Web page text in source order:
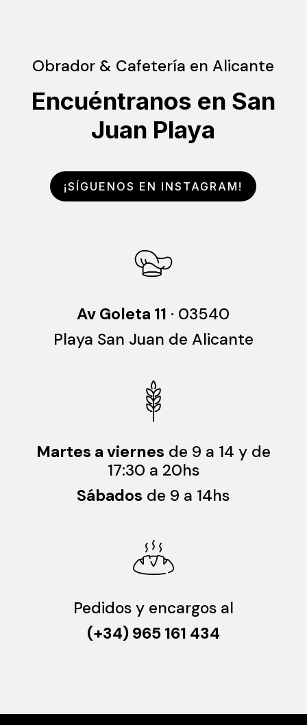
Obrador & Cafetería en Alicante
Encuéntranos en San
Juan Playa
¡SÍGUENOS EN INSTAGRAM!
Av Goleta 11 · 03540
Playa San Juan de Alicante
Martes a viernes de 9 a 14 y de
17:30 a 20hs
Sábados de 9 a 14hs
Pedidos y encargos al
(+34) 965 161 434